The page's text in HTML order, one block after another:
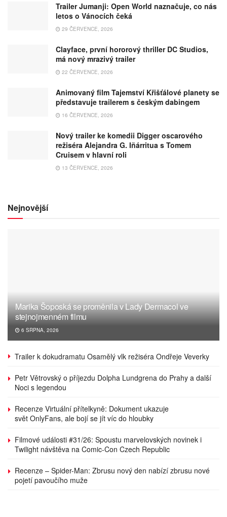
Trailer Jumanji: Open World naznačuje, co nás
letos o Vánocích čeká
29 ČERVENCE, 2026
Clayface, první hororový thriller DC Studios,
má nový mrazivý trailer
22 ČERVENCE, 2026
Animovaný film Tajemství Křišťálové planety se
představuje trailerem s českým dabingem
16 ČERVENCE, 2026
Nový trailer ke komedii Digger oscarového
režiséra Alejandra G. Iñárritua s Tomem
Cruisem v hlavní roli
13 ČERVENCE, 2026
Nejnovější
Marika Šoposká se proměnila v Lady Dermacol ve
stejnojmenném filmu
6 SRPNA, 2026
Trailer k dokudramatu Osamělý vlk režiséra Ondřeje Veverky
Petr Větrovský o příjezdu Dolpha Lundgrena do Prahy a další
Noci s legendou
Recenze Virtuální přítelkyně: Dokument ukazuje
svět OnlyFans, ale bojí se jít víc do hloubky
Filmové události #31/26: Spoustu marvelovských novinek i
Twilight návštěva na Comic-Con Czech Republic
Recenze – Spider-Man: Zbrusu nový den nabízí zbrusu nové
pojetí pavoučího muže